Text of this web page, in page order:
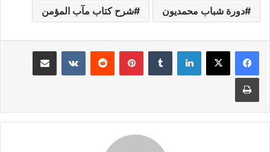
دورة شباب محمديون شرح كتاب مآب المؤمن
لينكدإن بينتيريست مشاركة عبر البريد
طباعة